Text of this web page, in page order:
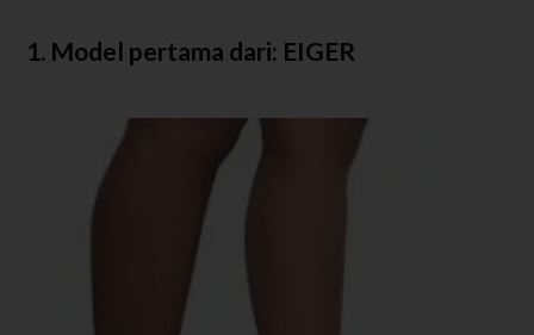
1. Model pertama dari: EIGER